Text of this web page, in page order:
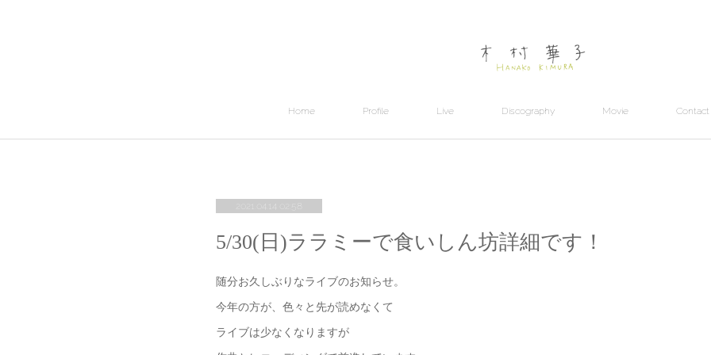
Home Profile Live Discography Movie Contact
2021.04.14 02:58
5/30(日)ララミーで食いしん坊詳細です！
随分お久しぶりなライブのお知らせ。
今年の方が、色々と先が読めなくて
ライブは少なくなりますが